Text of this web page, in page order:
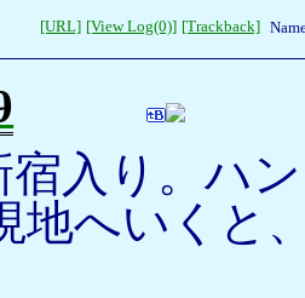
[URL] [View Log(0)] [Trackback]
宿入り。ハ
地へいくと